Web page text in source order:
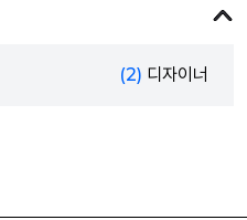
(2) 디자이너